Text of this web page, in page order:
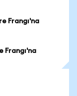
Frangı'na
Frangı'na